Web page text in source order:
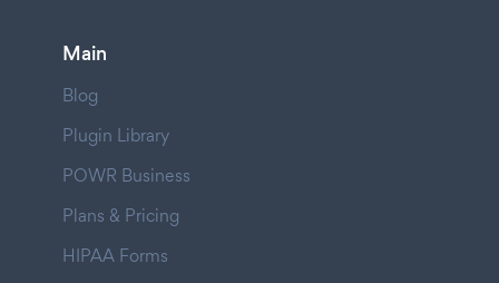
Main
Blog
Plugin Library
POWR Business
Plans & Pricing
HIPAA Forms